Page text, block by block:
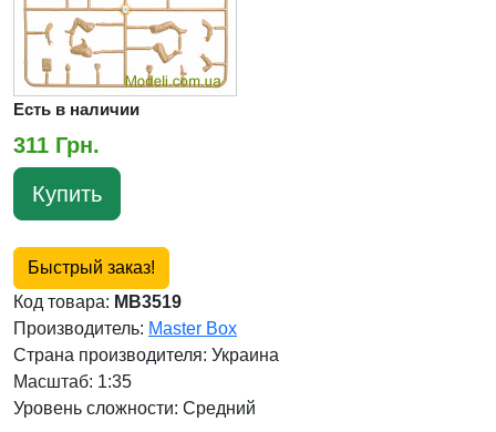
Есть в наличии
311 Грн.
Купить
Быстрый заказ!
Код товара: MB3519
Производитель: Master Box
Страна производителя: Украина
Масштаб: 1:35
Уровень сложности: Cредний